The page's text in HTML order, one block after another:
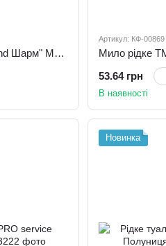
Рідке туалетне мило ТМ "Grand Шарм" MAXI ANTIBACTERIAL, дой-пак, 500мл
Артикул: КФ-00869
53.64 грн
В наявності
Новинка